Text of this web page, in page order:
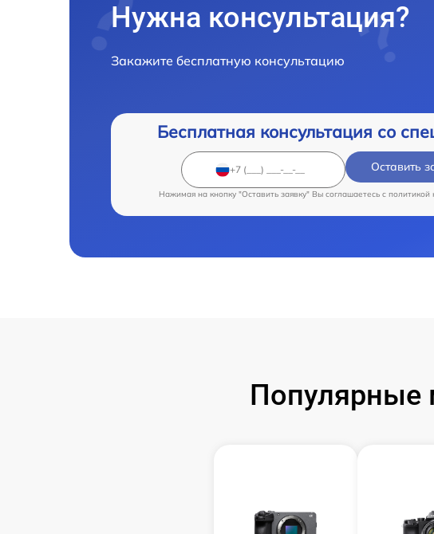
Нужна консультация?
Закажите бесплатную консультацию
Бесплатная консультация со
Оставить
Нажимая на кнопку "Оставить заявку" Вы соглашаетесь c политикой
Популярные